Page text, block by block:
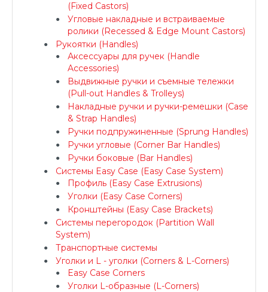
(Fixed Castors)
Угловые накладные и встраиваемые
ролики (Recessed & Edge Mount Castors)
Рукоятки (Handles)
Аксессуары для ручек (Handle
Accessories)
Выдвижные ручки и съемные тележки
(Pull-out Handles & Trolleys)
Накладные ручки и ручки-ремешки (Case
& Strap Handles)
Ручки подпружиненные (Sprung Handles)
Ручки угловые (Corner Bar Handles)
Ручки боковые (Bar Handles)
Системы Easy Case (Easy Case System)
Профиль (Easy Case Extrusions)
Уголки (Easy Case Corners)
Кронштейны (Easy Case Brackets)
Системы перегородок (Partition Wall
System)
Транспортные системы
Уголки и L - уголки (Corners & L-Corners)
Easy Case Corners
Уголки L-образные (L-Corners)